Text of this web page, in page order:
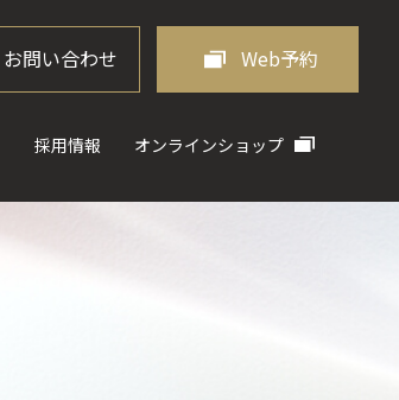
お問い合わせ Web予約
採用情報 オンラインショップ